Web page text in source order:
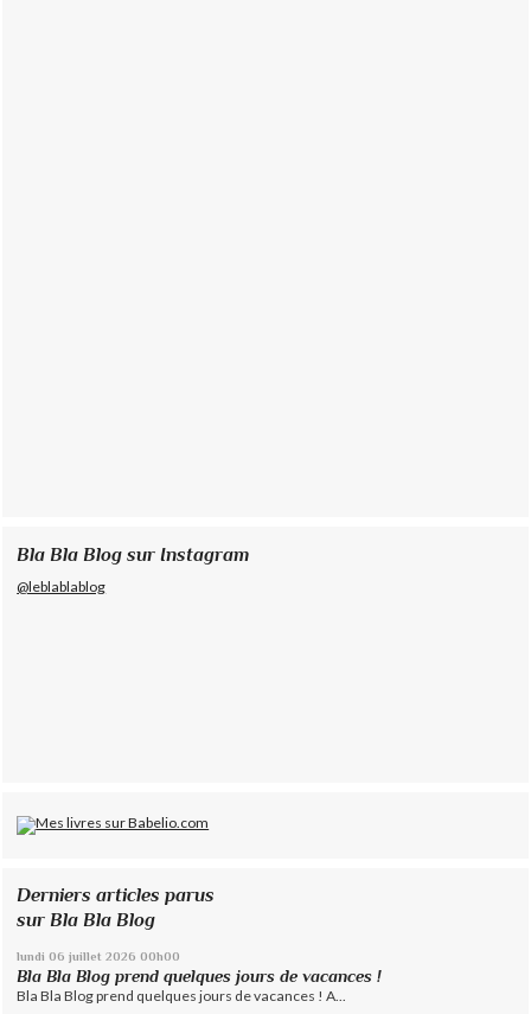
Bla Bla Blog sur Instagram
@leblablablog
Derniers articles parus
sur Bla Bla Blog
lundi 06 juillet 2026 00h00
Bla Bla Blog prend quelques jours de vacances !
Bla Bla Blog prend quelques jours de vacances ! A...